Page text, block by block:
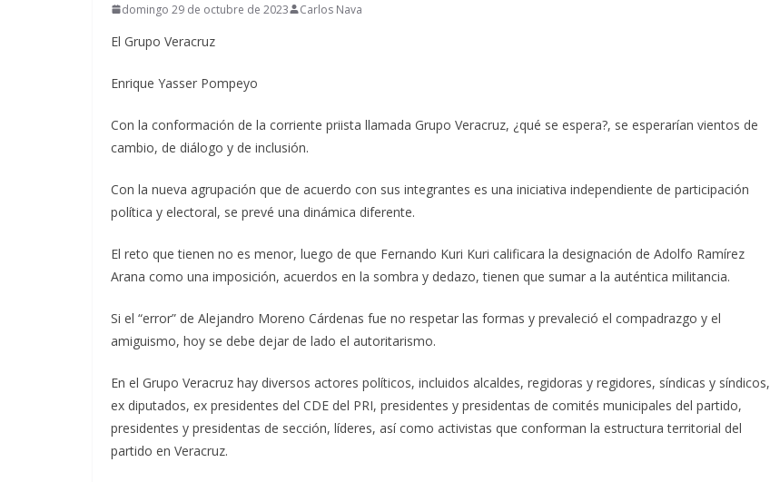
domingo 29 de octubre de 2023 Carlos Nava
El Grupo Veracruz
Enrique Yasser Pompeyo
Con la conformación de la corriente priista llamada Grupo Veracruz, ¿qué se espera?, se esperarían vientos de
cambio, de diálogo y de inclusión.
Con la nueva agrupación que de acuerdo con sus integrantes es una iniciativa independiente de participación
política y electoral, se prevé una dinámica diferente.
El reto que tienen no es menor, luego de que Fernando Kuri Kuri calificara la designación de Adolfo Ramírez
Arana como una imposición, acuerdos en la sombra y dedazo, tienen que sumar a la auténtica militancia.
Si el “error” de Alejandro Moreno Cárdenas fue no respetar las formas y prevaleció el compadrazgo y el
amiguismo, hoy se debe dejar de lado el autoritarismo.
En el Grupo Veracruz hay diversos actores políticos, incluidos alcaldes, regidoras y regidores, síndicas y síndicos,
ex diputados, ex presidentes del CDE del PRI, presidentes y presidentas de comités municipales del partido,
presidentes y presidentas de sección, líderes, así como activistas que conforman la estructura territorial del
partido en Veracruz.